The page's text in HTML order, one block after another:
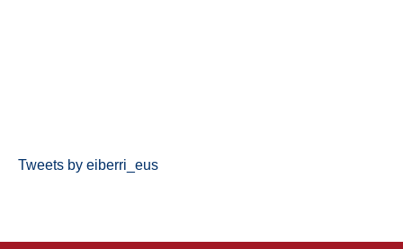
Tweets by eiberri_eus